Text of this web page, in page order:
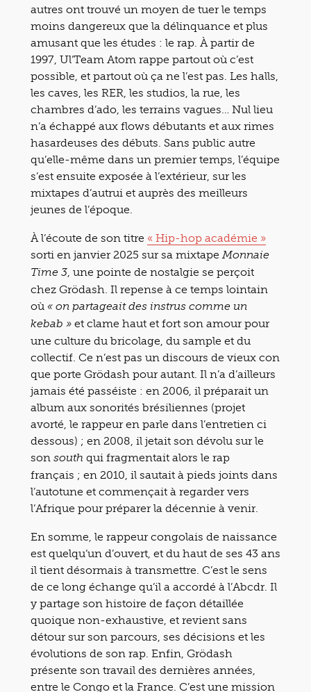
autres ont trouvé un moyen de tuer le temps
moins dangereux que la délinquance et plus
amusant que les études : le rap. À partir de
1997, Ul’Team Atom rappe partout où c’est
possible, et partout où ça ne l’est pas. Les halls,
les caves, les RER, les studios, la rue, les
chambres d’ado, les terrains vagues… Nul lieu
n’a échappé aux flows débutants et aux rimes
hasardeuses des débuts. Sans public autre
qu’elle-même dans un premier temps, l’équipe
s’est ensuite exposée à l’extérieur, sur les
mixtapes d’autrui et auprès des meilleurs
jeunes de l’époque.
À l’écoute de son titre « Hip-hop académie »
sorti en janvier 2025 sur sa mixtape Monnaie
Time 3 , une pointe de nostalgie se perçoit
chez Grödash. Il repense à ce temps lointain
où « on partageait des instrus comme un
kebab » et clame haut et fort son amour pour
une culture du bricolage, du sample et du
collectif. Ce n’est pas un discours de vieux con
que porte Grödash pour autant. Il n’a d’ailleurs
jamais été passéiste : en 2006, il préparait un
album aux sonorités brésiliennes (projet
avorté, le rappeur en parle dans l’entretien ci
dessous) ; en 2008, il jetait son dévolu sur le
son south qui fragmentait alors le rap
français ; en 2010, il sautait à pieds joints dans
l’autotune et commençait à regarder vers
l’Afrique pour préparer la décennie à venir.
En somme, le rappeur congolais de naissance
est quelqu’un d’ouvert, et du haut de ses 43 ans
il tient désormais à transmettre. C’est le sens
de ce long échange qu’il a accordé à l’Abcdr. Il
y partage son histoire de façon détaillée
quoique non-exhaustive, et revient sans
détour sur son parcours, ses décisions et les
évolutions de son rap. Enfin, Grödash
présente son travail des dernières années,
entre le Congo et la France. C’est une mission